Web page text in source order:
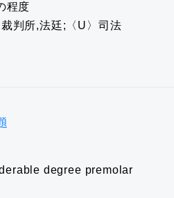
程度
判所,法廷;〈U〉司法
degree premolar